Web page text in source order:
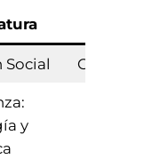
Social
y